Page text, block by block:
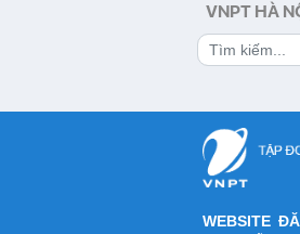
VNPT HÀ
WEBSITE